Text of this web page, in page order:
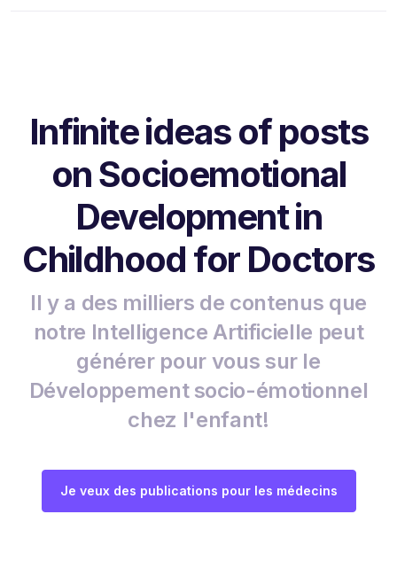
Infinite ideas of posts
on Socioemotional
Development in
Childhood for Doctors
Il y a des milliers de contenus que
notre Intelligence Artificielle peut
générer pour vous sur le
Développement socio-émotionnel
chez l'enfant!
Je veux des publications pour les médecins